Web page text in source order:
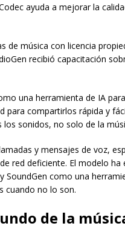
ayuda a mejorar la
de música con licencia
recibió capacitación
una herramienta de IA
para compartirlos rápida y
sonidos, no solo de la
y mensajes de voz,
red deficiente. El modelo ha
como una
cuando no lo son.
de la